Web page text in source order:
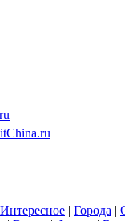
Интересное | Города |